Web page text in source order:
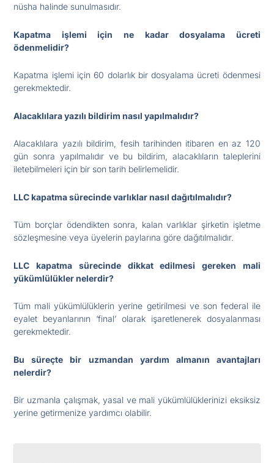
nüsha halinde sunulmasıdır.
Kapatma işlemi için ne kadar dosyalama ücreti
ödenmelidir?
Kapatma işlemi için 60 dolarlık bir dosyalama ücreti ödenmesi
gerekmektedir.
Alacaklılara yazılı bildirim nasıl yapılmalıdır?
Alacaklılara yazılı bildirim, fesih tarihinden itibaren en az 120
gün sonra yapılmalıdır ve bu bildirim, alacaklıların taleplerini
iletebilmeleri için bir son tarih belirlemelidir.
LLC kapatma sürecinde varlıklar nasıl dağıtılmalıdır?
Tüm borçlar ödendikten sonra, kalan varlıklar şirketin işletme
sözleşmesine veya üyelerin paylarına göre dağıtılmalıdır.
LLC kapatma sürecinde dikkat edilmesi gereken mali
yükümlülükler nelerdir?
Tüm mali yükümlülüklerin yerine getirilmesi ve son federal ile
eyalet beyanlarının ‘final’ olarak işaretlenerek dosyalanması
gerekmektedir.
Bu süreçte bir uzmandan yardım almanın avantajları
nelerdir?
Bir uzmanla çalışmak, yasal ve mali yükümlülüklerinizi eksiksiz
yerine getirmenize yardımcı olabilir.